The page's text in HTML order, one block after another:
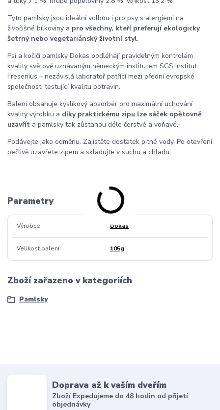
Tyto pamlsky jsou ideální volbou i pro psy s alergiemi na
živočišné bílkoviny a pro všechny, kteří preferují ekologicky
šetrný nebo vegetariánský životní styl.
Psí a kočičí pamlsky Dokas podléhají pravidelným kontrolám
kvality světově uznávaným německým institutem SGS Institut
Fresenius – nezávislá laboratoř patřící mezi přední evropské
společnosti testující kvalitu potravin.
Balení obsahuje kyslíkový absorbér pro maximální uchování
kvality výrobku a díky praktickému zipu lze sáček opětovně
uzavřít a pamlsky tak zůstanou déle čerstvé a voňavé.
Podávejte jako odměnu. Zajistěte dostatek pitné vody. Po otevření
pečlivě uzavřete zipem a skladujte v suchu a chladu.
Parametry
Výrobce Dokas
Velikost balení 105g
Zboží zařazeno v kategoriích
Pamlsky
Doprava až k vaším dveřím
Zboží Expedujeme do 48 hodin od přijetí
objednávky